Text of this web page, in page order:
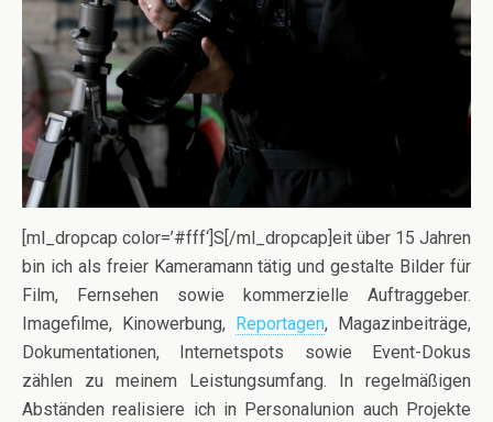
[ml_dropcap color=’#fff‘]S[/ml_dropcap]eit über 15 Jahren
bin ich als freier Kameramann tätig und gestalte Bilder für
Film, Fernsehen sowie kommerzielle Auftraggeber.
Imagefilme, Kinowerbung,
Reportagen, Magazinbeiträge,
Dokumentationen, Internetspots sowie Event-Dokus
zählen zu meinem Leistungsumfang. In regelmäßigen
Abständen realisiere ich in Personalunion auch Projekte